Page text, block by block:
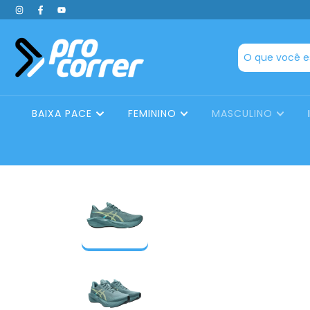
BAIXA PACE FEMININO MASCULINO